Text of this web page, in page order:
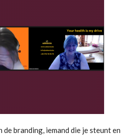
de branding, iemand die je steunt en